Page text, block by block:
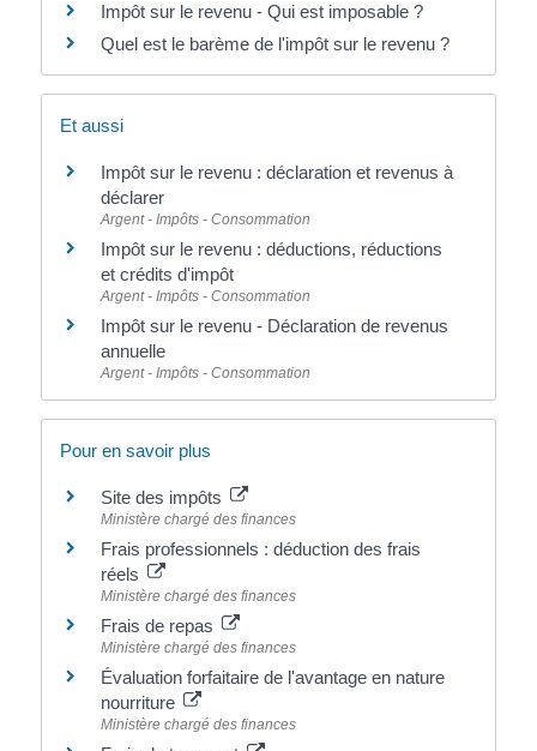
Impôt sur le revenu - Qui est imposable ?
Quel est le barème de l'impôt sur le revenu ?
Et aussi
Impôt sur le revenu : déclaration et revenus à
déclarer
Argent - Impôts - Consommation
Impôt sur le revenu : déductions, réductions
et crédits d'impôt
Argent - Impôts - Consommation
Impôt sur le revenu - Déclaration de revenus
annuelle
Argent - Impôts - Consommation
Pour en savoir plus
Site des impôts
Ministère chargé des finances
Frais professionnels : déduction des frais
réels
Ministère chargé des finances
Frais de repas
Ministère chargé des finances
Évaluation forfaitaire de l'avantage en nature
nourriture
Ministère chargé des finances